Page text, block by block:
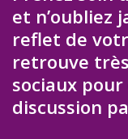
et n’oubliez
reflet de
retrouve
sociaux
discussion